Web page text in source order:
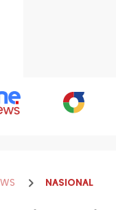
NASIONAL